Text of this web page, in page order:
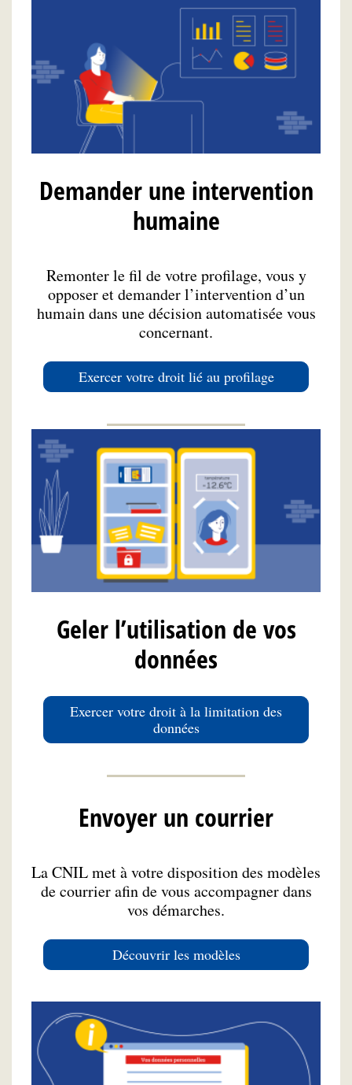
Demander une intervention
humaine
Remonter le fil de votre profilage, vous y
opposer et demander l’intervention d’un
humain dans une décision automatisée vous
concernant.
Exercer votre droit lié au profilage
Geler l’utilisation de vos
données
Exercer votre droit à la limitation des
données
Envoyer un courrier
La CNIL met à votre disposition des modèles
de courrier afin de vous accompagner dans
vos démarches.
Découvrir les modèles